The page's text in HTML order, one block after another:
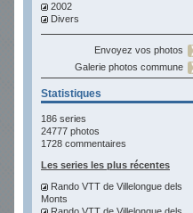
2002
Divers
Envoyez vos photos
Galerie photos commune
Statistiques
186 series
24777 photos
1728 commentaires
Les series les plus récentes
Rando VTT de Villelongue dels
Monts